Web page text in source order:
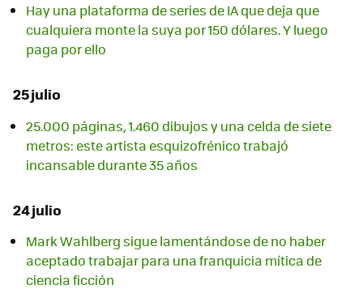
Hay una plataforma de series de IA que deja que
cualquiera monte la suya por 150 dólares. Y luego
paga por ello
25 julio
25.000 páginas, 1.460 dibujos y una celda de siete
metros: este artista esquizofrénico trabajó
incansable durante 35 años
24 julio
Mark Wahlberg sigue lamentándose de no haber
aceptado trabajar para una franquicia mítica de
ciencia ficción